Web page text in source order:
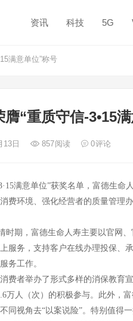
资讯 科技 5G
满意单位”称号
“重质守信-3•15
13日 857阅读 0评论
满意单位”获奖名单，富德生命
费环境、强化经营者的质量管理
时期，富德生命人寿主要以官网
服务，支持客户在线办理投保、
务工作。
费者举办了形式多样的消保教育
万人（次）的积极参与。此外，
同视角去“以案说险”。特别值得